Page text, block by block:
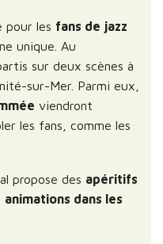
pour les fans de jazz
unique. Au
sur deux scènes à
sur-Mer. Parmi eux,
viendront
les fans, comme les
propose des apéritifs
animations dans les